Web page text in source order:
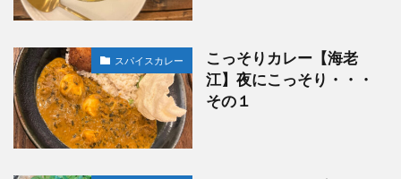
スパイスカレー
こっそりカレー【海老
江】夜にこっそり・・・
その１